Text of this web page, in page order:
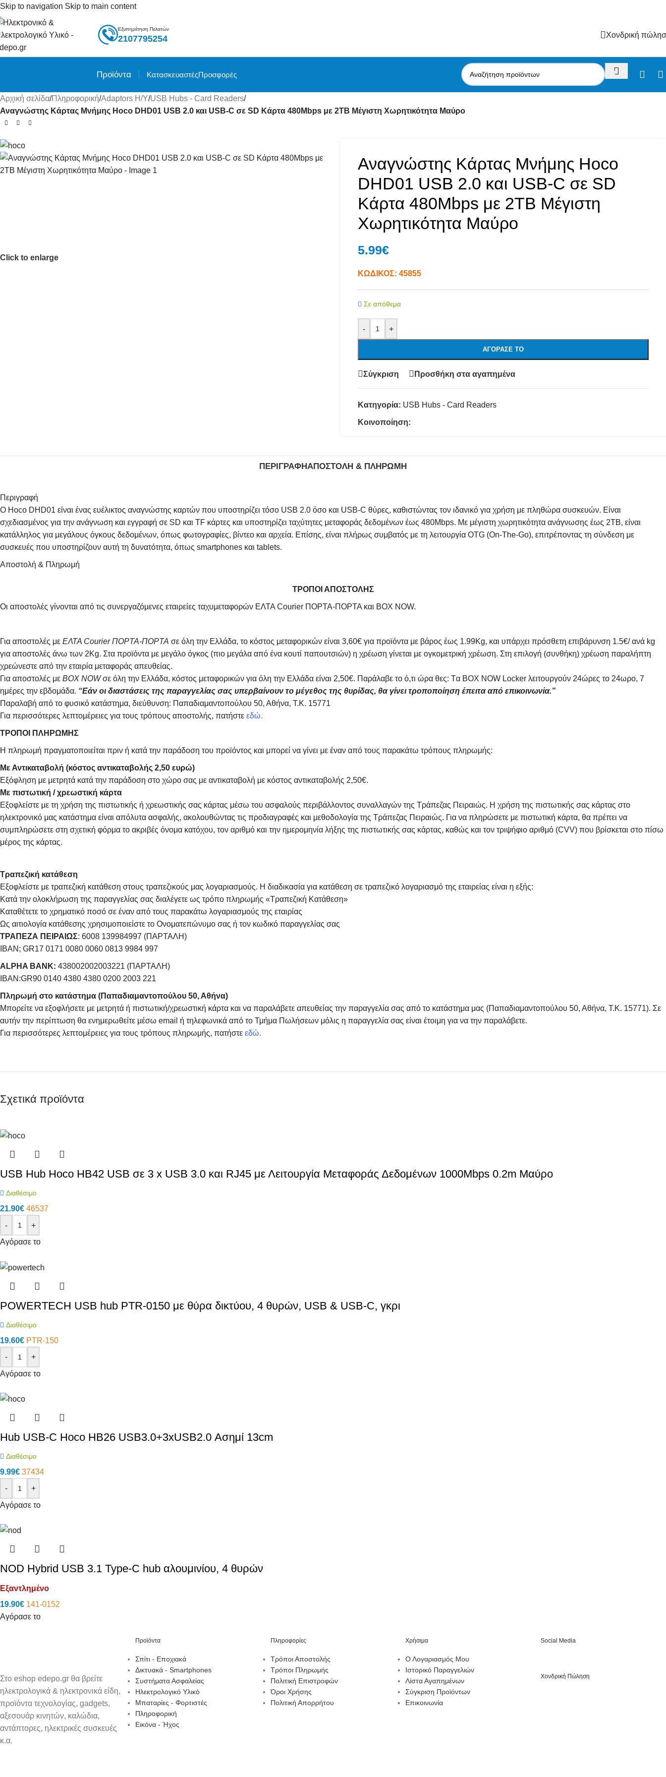
Skip to navigation Skip to main content
Εξυπηρέτηση Πελατών
2107795254 Χονδρική
Προϊόντα ΚατασκευαστέςΠροσφορές
Αρχική σελίδα/Πληροφορική/Adaptors Η/Υ/USB Hubs - Card Readers/
Αναγνώστης Κάρτας Μνήμης Hoco DHD01 USB 2.0 και USB-C σε SD Κάρτα 480Mbps με 2TB Μέγιστη Χωρητικότητα Μαύρο
Click to enlarge
Αναγνώστης Κάρτας Μνήμης Hoco
DHD01 USB 2.0 και USB-C σε SD
Κάρτα 480Mbps με 2TB Μέγιστη
Χωρητικότητα Μαύρο
5.99€
ΚΩΔΙΚΟΣ: 45855
Σε απόθεμα
- +
ΑΓΌΡΑΣΕ ΤΟ
Σύγκριση Προσθήκη στα αγαπημένα
Κατηγορία: USB Hubs - Card Readers
Κοινοποίηση:
ΠΕΡΙΓΡΑΦΉΑΠΟΣΤΟΛΉ & ΠΛΗΡΩΜΉ
Περιγραφή
Ο Hoco DHD01 είναι ένας ευέλικτος αναγνώστης καρτών που υποστηρίζει τόσο USB 2.0 όσο και USB-C θύρες, καθιστώντας τον ιδανικό για χρήση με πληθώρα συσκευών. Είναι
σχεδιασμένος για την ανάγνωση και εγγραφή σε SD και TF κάρτες και υποστηρίζει ταχύτητες μεταφοράς δεδομένων έως 480Mbps. Με μέγιστη χωρητικότητα ανάγνωσης έως 2TB, είναι
κατάλληλος για μεγάλους όγκους δεδομένων, όπως φωτογραφίες, βίντεο και αρχεία. Επίσης, είναι πλήρως συμβατός με τη λειτουργία OTG (On-The-Go), επιτρέποντας τη σύνδεση με
συσκευές που υποστηρίζουν αυτή τη δυνατότητα, όπως smartphones και tablets.
Αποστολή & Πληρωμή
ΤΡΟΠΟΙ ΑΠΟΣΤΟΛΗΣ
Οι αποστολές γίνονται από τις συνεργαζόμενες εταιρείες ταχυμεταφορών ΕΛΤΑ Courier ΠΟΡΤΑ-ΠΟΡΤΑ και BOX NOW.
Για αποστολές με ΕΛΤΑ Courier ΠΟΡΤΑ-ΠΟΡΤΑ σε όλη την Ελλάδα, το κόστος μεταφορικών είναι 3,60€ για προϊόντα με βάρος έως 1.99Kg, και υπάρχει πρόσθετη επιβάρυνση 1.5€/ ανά kg
για αποστολές άνω των 2Κg. Στα προϊόντα με μεγάλο όγκος (πιο μεγάλα από ένα κουτί παπουτσιών) η χρέωση γίνεται με ογκομετρική χρέωση. Στη επιλογή (συνθήκη) χρέωση παραλήπτη
χρεώνεστε από την εταιρία μεταφοράς απευθείας.
Για αποστολές με BOX NOWσε όλη την Ελλάδα, κόστος μεταφορικών για όλη την Ελλάδα είναι 2,50€. Παράλαβε το ό,τι ώρα θες: Tα ΒΟΧ ΝΟW Locker λειτουργούν 24ώρες το 24ωρο, 7
ημέρες την εβδομάδα. “Εάν οι διαστάσεις της παραγγελίας σας υπερβαίνουν το μέγεθος της θυρίδας, θα γίνει τροποποίηση έπειτα από επικοινωνία.”
Παραλαβή από το φυσικό κατάστημα, διεύθυνση: Παπαδιαμαντοπούλου 50, Αθήνα, Τ.Κ. 15771
Για περισσότερες λεπτομέρειες για τους τρόπους αποστολής, πατήστε εδώ.
ΤΡΟΠΟΙ ΠΛΗΡΩΜΗΣ
Η πληρωμή πραγματοποιείται πριν ή κατά την παράδοση του προϊόντος και μπορεί να γίνει με έναν από τους παρακάτω τρόπους πληρωμής:
Με Αντικαταβολή (κόστος αντικαταβολής 2,50 ευρώ)
Εξόφληση με μετρητά κατά την παράδοση στο χώρο σας με αντικαταβολή με κόστος αντικαταβολής 2,50€.
Με πιστωτική / χρεωστική κάρτα
Εξοφλείστε με τη χρήση της πιστωτικής ή χρεωστικής σας κάρτας μέσω του ασφαλούς περιβάλλοντος συναλλαγών της Τράπεζας Πειραιώς. Η χρήση της πιστωτικής σας κάρτας στο
ηλεκτρονικό μας κατάστημα είναι απόλυτα ασφαλής, ακολουθώντας τις προδιαγραφές και μεθοδολογία της Τράπεζας Πειραιώς. Για να πληρώσετε με πιστωτική κάρτα, θα πρέπει να
συμπληρώσετε στη σχετική φόρμα το ακριβές όνομα κατόχου, τον αριθμό και την ημερομηνία λήξης της πιστωτικής σας κάρτας, καθώς και τον τριψήφιο αριθμό (CVV) που βρίσκεται στο πίσω
μέρος της κάρτας.
Τραπεζική κατάθεση
Εξοφλείστε με τραπεζική κατάθεση στους τραπεζικούς μας λογαριασμούς. Η διαδικασία για κατάθεση σε τραπεζικό λογαριασμό της εταιρείας είναι η εξής:
Κατά την ολοκλήρωση της παραγγελίας σας διαλέγετε ως τρόπο πληρωμής «Τραπεζική Κατάθεση»
Καταθέτετε το χρηματικό ποσό σε έναν από τους παρακάτω λογαριασμούς της εταιρίας
Ως αιτιολογία κατάθεσης χρησιμοποιείστε το Ονοματεπώνυμο σας ή τον κωδικό παραγγελίας σας
ΤΡΑΠΕΖΑ ΠΕΙΡΑΙΩΣ: 6008 139984997 (ΠΑΡΤΑΛΗ)
IBAN; GR17 0171 0080 0060 0813 9984 997
ALPHA BANK: 438002002003221 (ΠΑΡΤΑΛΗ)
IBAN:GR90 0140 4380 4380 0200 2003 221
Πληρωμή στο κατάστημα (Παπαδιαμαντοπούλου 50, Αθήνα)
Μπορείτε να εξοφλήσετε με μετρητά ή πιστωτική/χρεωστική κάρτα και να παραλάβετε απευθείας την παραγγελία σας από το κατάστημα μας (Παπαδιαμαντοπούλου 50, Αθήνα, Τ.Κ. 15771). Σε
αυτήν την περίπτωση θα ενημερωθείτε μέσω email ή τηλεφωνικά από το Τμήμα Πωλήσεων μόλις η παραγγελία σας είναι έτοιμη για να την παραλάβετε.
Για περισσότερες λεπτομέρειες για τους τρόπους πληρωμής, πατήστε εδώ.
Σχετικά προϊόντα
USB Hub Hoco HB42 USB σε 3 x USB 3.0 και RJ45 με Λειτουργία Μεταφοράς Δεδομένων 1000Mbps 0.2m Μαύρο
Διαθέσιμο
21.90€ 46537
-
+
Αγόρασε το
POWERTECH USB hub PTR-0150 με θύρα δικτύου, 4 θυρών, USB & USB-C, γκρι
Διαθέσιμο
19.60€ PTR-150
-
+
Αγόρασε το
Hub USB-C Hoco HB26 USB3.0+3xUSB2.0 Ασημί 13cm
Διαθέσιμο
9.99€ 37434
-
+
Αγόρασε το
NOD Hybrid USB 3.1 Type-C hub αλουμινίου, 4 θυρών
Εξαντλημένο
19.90€ 141-0152
Αγόρασε το
Στο eshop edepo.gr θα βρείτε
ηλεκτρολογικά & ηλεκτρονικά είδη,
προϊόντα τεχνολογίας, gadgets,
αξεσουάρ κινητών, καλώδια,
αντάπτορες, ηλεκτρικές συσκευές
κ.α.
Προϊόντα
Σπίτι - Εποχιακά
Δικτυακά - Smartphones
Συστήματα Ασφαλείας
Ηλεκτρολογικό Υλικό
Μπαταρίες - Φορτιστές
Πληροφορική
Εικόνα - Ήχος
Πληροφορίες
Τρόποι Αποστολής
Τρόποι Πληρωμής
Πολιτική Επιστροφών
Όροι Χρήσης
Πολιτική Απορρήτου
Χρήσιμα
Ο Λογαριασμός Μου
Ιστορικό Παραγγελιών
Λίστα Αγαπημένων
Σύγκριση Προϊόντων
Επικοινωνία
Social Media
Χονδρική Πώληση